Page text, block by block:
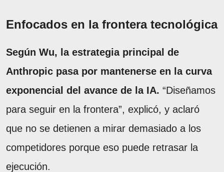
Enfocados en la frontera tecnológica
Según Wu, la estrategia principal de
Anthropic pasa por mantenerse en la curva
exponencial del avance de la IA. “Diseñamos
para seguir en la frontera”, explicó, y aclaró
que no se detienen a mirar demasiado a los
competidores porque eso puede retrasar la
ejecución.